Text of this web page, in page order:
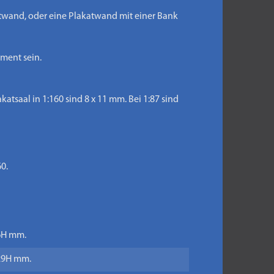
oder eine Plakatwand mit einer Bank
sein.
in 1:160 sind 8 x 11 mm. Bei 1:87 sind
mm.
mm.